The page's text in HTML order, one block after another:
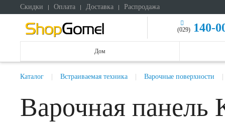
Скидки Оплата Доставка Распродажа
(029) 140-
Дом
Каталог Встраиваемая техника Варочные поверхности
Варочная панель